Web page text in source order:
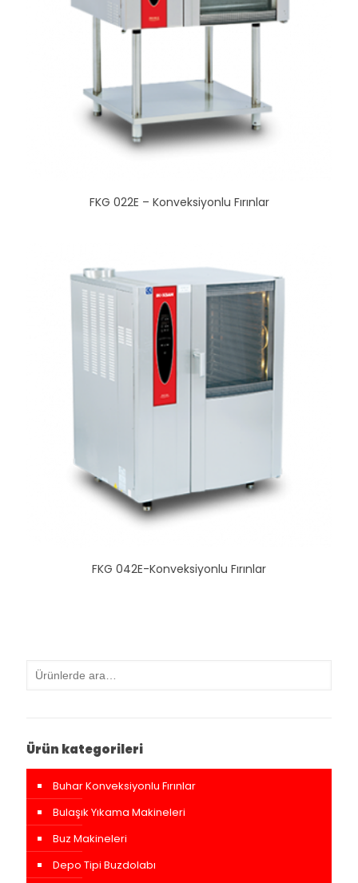
FKG 022E – Konveksiyonlu Fırınlar
FKG 042E-Konveksiyonlu Fırınlar
Ürün kategorileri
Buhar Konveksiyonlu Fırınlar
Bulaşık Yıkama Makineleri
Buz Makineleri
Depo Tipi Buzdolabı